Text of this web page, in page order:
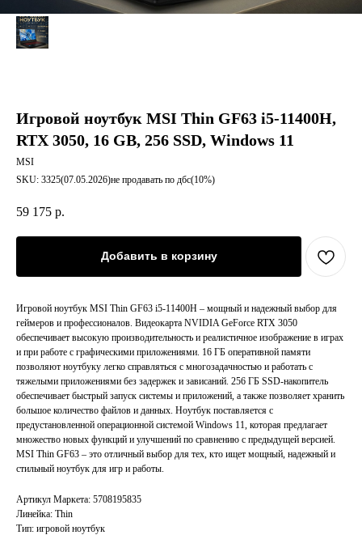
Игровой ноутбук MSI Thin GF63 i5-11400H,
RTX 3050, 16 GB, 256 SSD, Windows 11
MSI
SKU: 3325(07.05.2026)не продавать по дбс(10%)
59 175 р.
Добавить в корзину
Игровой ноутбук MSI Thin GF63 i5-11400H – мощный и надежный выбор для
геймеров и профессионалов. Видеокарта NVIDIA GeForce RTX 3050
обеспечивает высокую производительность и реалистичное изображение в играх
и при работе с графическими приложениями. 16 ГБ оперативной памяти
позволяют ноутбуку легко справляться с многозадачностью и работать с
тяжелыми приложениями без задержек и зависаний. 256 ГБ SSD-накопитель
обеспечивает быстрый запуск системы и приложений, а также позволяет хранить
большое количество файлов и данных. Ноутбук поставляется с
предустановленной операционной системой Windows 11, которая предлагает
множество новых функций и улучшений по сравнению с предыдущей версией.
MSI Thin GF63 – это отличный выбор для тех, кто ищет мощный, надежный и
стильный ноутбук для игр и работы.
Артикул Маркета: 5708195835
Линейка: Thin
Тип: игровой ноутбук